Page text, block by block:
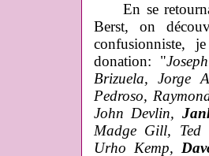
En se
Berst, on
confusionniste,
donation: "
Brizuela, Jorge
Pedroso,
John Devlin,
Madge Gill, Ted
Urho Kemp,